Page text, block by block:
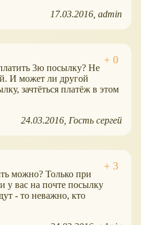
17.03.2016 admin
3ю посылку? Не
И может ли другой
зачтёться платёж в этом
24.03.2016 Гость сергей
можно? Только при
у вас на почте посылку
- то неважно, кто